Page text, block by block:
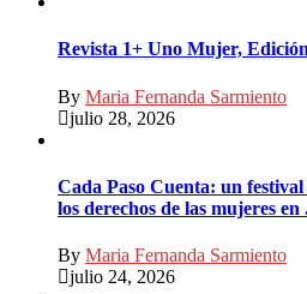
Revista 1+ Uno Mujer,
By Maria Fernanda Sarmiento
julio 28, 2026
Cada Paso Cuenta: un
los derechos de las mujeres en
By Maria Fernanda Sarmiento
julio 24, 2026